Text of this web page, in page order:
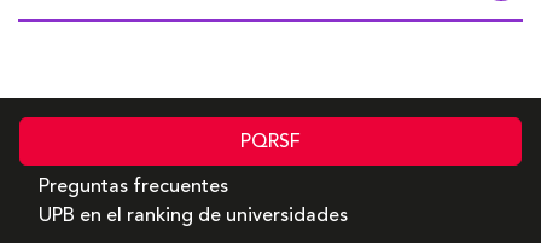
PQRSF
Preguntas frecuentes
UPB en el ranking de universidades